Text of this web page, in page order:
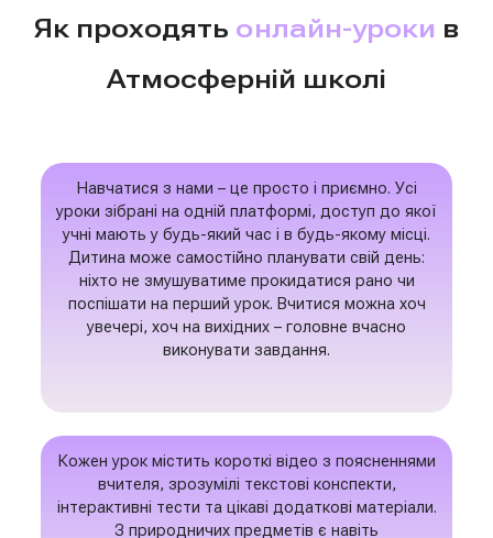
Як проходять онлайн-уроки в
Атмосферній школі
Навчатися з нами – це просто і приємно. Усі
уроки зібрані на одній платформі, доступ до якої
учні мають у будь-який час і в будь-якому місці.
Дитина може самостійно планувати свій день:
ніхто не змушуватиме прокидатися рано чи
поспішати на перший урок. Вчитися можна хоч
увечері, хоч на вихідних – головне вчасно
виконувати завдання.
Кожен урок містить короткі відео з поясненнями
вчителя, зрозумілі текстові конспекти,
інтерактивні тести та цікаві додаткові матеріали.
З природничих предметів є навіть